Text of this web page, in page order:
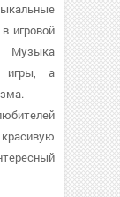
игровой
игры, а